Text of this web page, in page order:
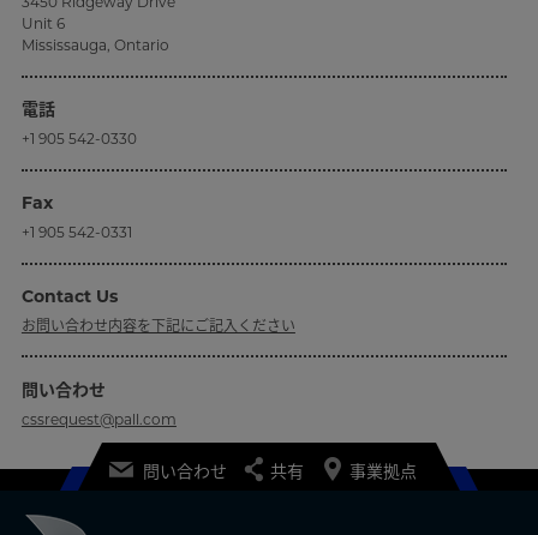
Unit 6
Mississauga, Ontario
電話
+1 905 542-0330
Fax
+1 905 542-0331
Contact Us
お問い合わせ内容を下記にご記入ください
問い合わせ
cssrequest@pall.com
問い合わせ 共有 事業拠点